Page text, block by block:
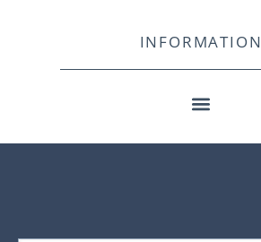
INFORMATION